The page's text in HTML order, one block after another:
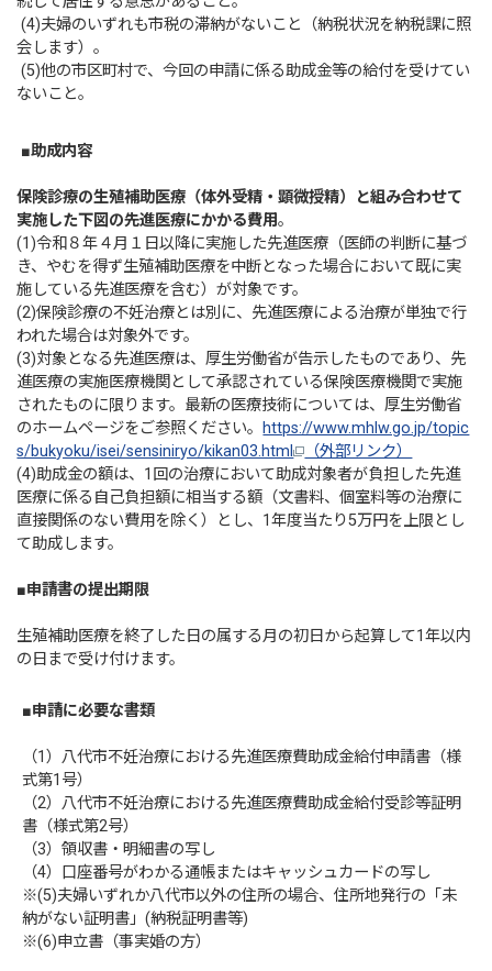
(4)夫婦のいずれも市税の滞納がないこと（納税状況を納税課に照
会します）。
(5)他の市区町村で、今回の申請に係る助成金等の給付を受けてい
ないこと。
■助成内容
保険診療の生殖補助医療（体外受精・顕微授精）と組み合わせて
実施した下図の先進医療にかかる費用。
(1)令和８年４月１日以降に実施した先進医療（医師の判断に基づ
き、やむを得ず生殖補助医療を中断となった場合において既に実
施している先進医療を含む）が対象です。
(2)保険診療の不妊治療とは別に、先進医療による治療が単独で行
われた場合は対象外です。
(3)対象となる先進医療は、厚生労働省が告示したものであり、先
進医療の実施医療機関として承認されている保険医療機関で実施
されたものに限ります。最新の医療技術については、厚生労働省
のホームページをご参照ください。 https://www.mhlw.go.jp/topic
s/bukyoku/isei/sensiniryo/kikan03.html
（外部リンク）
(4)助成金の額は、1回の治療において助成対象者が負担した先進
医療に係る自己負担額に相当する額（文書料、個室料等の治療に
直接関係のない費用を除く）とし、1年度当たり5万円を上限とし
て助成します。
■申請書の提出期限
生殖補助医療を終了した日の属する月の初日から起算して1年以内
の日まで受け付けます。
■申請に必要な書類
（1）八代市不妊治療における先進医療費助成金給付申請書（様
式第1号）
（2）八代市不妊治療における先進医療費助成金給付受診等証明
書（様式第2号）
（3）領収書・明細書の写し
（4）口座番号がわかる通帳またはキャッシュカードの写し
※(5)夫婦いずれか八代市以外の住所の場合、住所地発行の「未
納がない証明書」(納税証明書等)
※(6)申立書（事実婚の方）